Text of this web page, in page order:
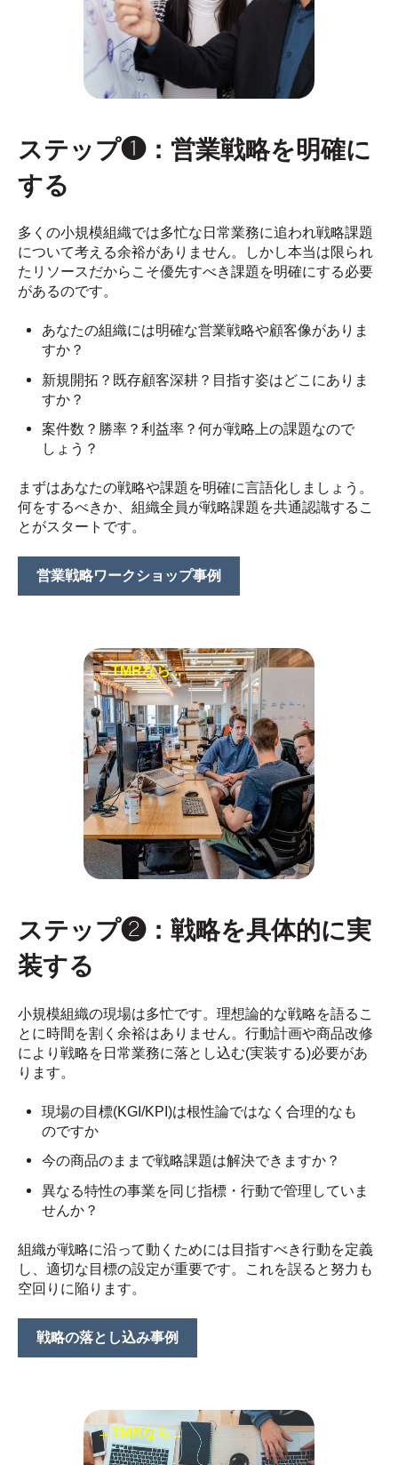
す
ステップ❶：営業戦略を明確に
する
多くの小規模組織では多忙な日常業務に追われ戦略課題
について考える余裕がありません。しかし本当は限られ
たリソースだからこそ優先すべき課題を明確にする必要
があるのです。
あなたの組織には明確な営業戦略や顧客像がありま
すか？
新規開拓？既存顧客深耕？目指す姿はどこにありま
すか？
案件数？勝率？利益率？何が戦略上の課題なので
しょう？
まずはあなたの戦略や課題を明確に言語化しましょう。
何をするべきか、組織全員が戦略課題を共通認識するこ
とがスタートです。
営業戦略ワークショップ事例
→TMRなら...
現場で戦略が機能するように実
装しましょう。適切なKGI/KPI
設定や時には商品の改修も必要
です。
ステップ❷：戦略を具体的に実
装する
小規模組織の現場は多忙です。理想論的な戦略を語るこ
とに時間を割く余裕はありません。行動計画や商品改修
により戦略を日常業務に落とし込む(実装する)必要があ
ります。
現場の目標(KGI/KPI)は根性論ではなく合理的なも
のですか
今の商品のままで戦略課題は解決できますか？
異なる特性の事業を同じ指標・行動で管理していま
せんか？
組織が戦略に沿って動くためには目指すべき行動を定義
し、適切な目標の設定が重要です。これを誤ると努力も
空回りに陥ります。
戦略の落とし込み事例
→TMRなら...